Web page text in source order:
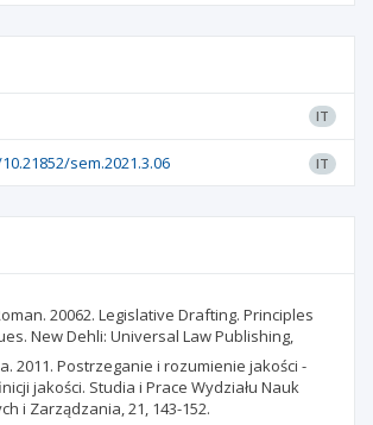
IT
sem.2021.3.06 IT
20062. Legislative Drafting. Principles
New Dehli: Universal Law Publishing,
2011. Postrzeganie i rozumienie jakości -
jakości. Studia i Prace Wydziału Nauk
i Zarządzania, 21, 143-152.